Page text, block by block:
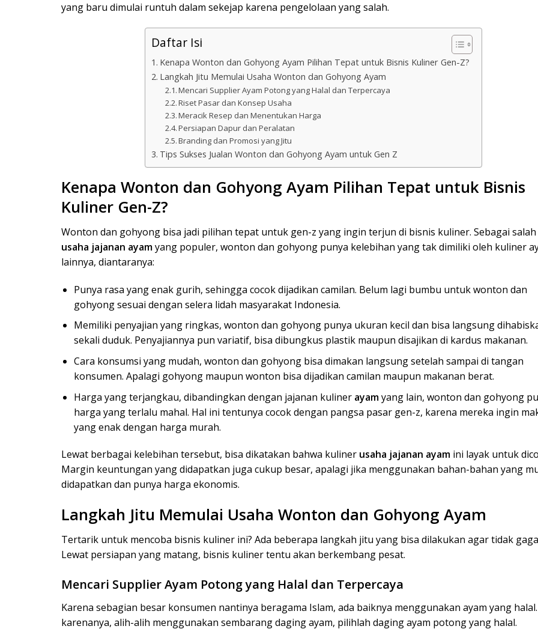
yang baru dimulai runtuh dalam sekejap karena pengelolaan yang salah.
Daftar Isi
Kenapa Wonton dan Gohyong Ayam Pilihan Tepat untuk Bisnis Kuliner Gen-Z?
Langkah Jitu Memulai Usaha Wonton dan Gohyong Ayam
Mencari Supplier Ayam Potong yang Halal dan Terpercaya
Riset Pasar dan Konsep Usaha
Meracik Resep dan Menentukan Harga
Persiapan Dapur dan Peralatan
Branding dan Promosi yang Jitu
Tips Sukses Jualan Wonton dan Gohyong Ayam untuk Gen Z
Kenapa Wonton dan Gohyong Ayam Pilihan Tepat untuk Bisnis
Kuliner Gen-Z?
Wonton dan gohyong bisa jadi pilihan tepat untuk gen-z yang ingin terjun di bisnis kuliner. Sebagai
usaha jajanan ayamyang populer, wonton dan gohyong punya kelebihan yang tak dimiliki oleh kuliner
lainnya, diantaranya:
Punya rasa yang enak gurih, sehingga cocok dijadikan camilan. Belum lagi bumbu untuk wonton dan
gohyong sesuai dengan selera lidah masyarakat Indonesia.
Memiliki penyajian yang ringkas, wonton dan gohyong punya ukuran kecil dan bisa langsung
sekali duduk. Penyajiannya pun variatif, bisa dibungkus plastik maupun disajikan di kardus makanan.
Cara konsumsi yang mudah, wonton dan gohyong bisa dimakan langsung setelah sampai di tangan
konsumen. Apalagi gohyong maupun wonton bisa dijadikan camilan maupun makanan berat.
Harga yang terjangkau, dibandingkan dengan jajanan kuliner ayamyang lain, wonton dan gohyong
harga yang terlalu mahal. Hal ini tentunya cocok dengan pangsa pasar gen-z, karena mereka ingin
yang enak dengan harga murah.
Lewat berbagai kelebihan tersebut, bisa dikatakan bahwa kuliner usaha jajanan ayam ini layak untuk
Margin keuntungan yang didapatkan juga cukup besar, apalagi jika menggunakan bahan-bahan yang
didapatkan dan punya harga ekonomis.
Langkah Jitu Memulai Usaha Wonton dan Gohyong Ayam
Tertarik untuk mencoba bisnis kuliner ini? Ada beberapa langkah jitu yang bisa dilakukan agar tidak
Lewat persiapan yang matang, bisnis kuliner tentu akan berkembang pesat.
Mencari Supplier Ayam Potong yang Halal dan Terpercaya
Karena sebagian besar konsumen nantinya beragama Islam, ada baiknya menggunakan ayam yang
karenanya, alih-alih menggunakan sembarang daging ayam, pilihlah daging ayam potong yang halal.